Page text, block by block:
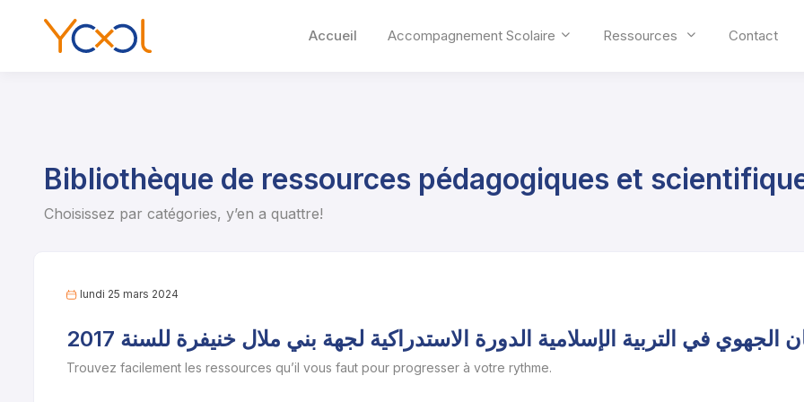
Accueil Accompagnement Scolaire Ressources Contact
Bibliothèque de ressources pédagogiques et
Choisissez par catégories, y’en a quattre!
lundi 25 mars 2024
الجهوي في التربية الإسلامية الدورة الاستدراكية لجهة بني ملال خنيفرة للسنة 2017
Trouvez facilement les ressources qu’il vous faut pour progresser à votre rythme.